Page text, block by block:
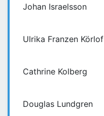
Johan Israelsson
Ulrika Franzen Körlof
Cathrine Kolberg
Douglas Lundgren